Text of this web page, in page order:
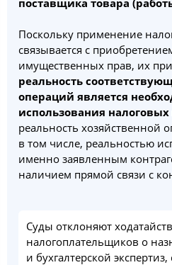
поставщика товара
Поскольку применение
связывается с
имущественных прав, их
реальность
операций является
использования
реальность хозяйственной
в том числе, реальностью
именно заявленным
наличием прямой связи с
Суды отклоняют
налогоплательщиков о
и бухгалтерской